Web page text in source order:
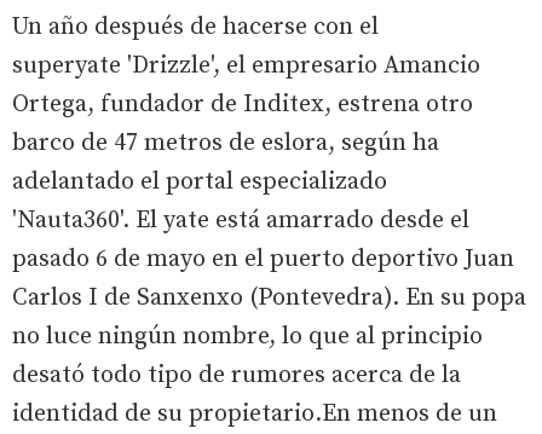
Un año después de hacerse con el
superyate 'Drizzle', el empresario Amancio
Ortega, fundador de Inditex, estrena otro
barco de 47 metros de eslora, según ha
adelantado el portal especializado
'Nauta360'. El yate está amarrado desde el
pasado 6 de mayo en el puerto deportivo Juan
Carlos I de Sanxenxo (Pontevedra). En su popa
no luce ningún nombre, lo que al principio
desató todo tipo de rumores acerca de la
identidad de su propietario.En menos de un